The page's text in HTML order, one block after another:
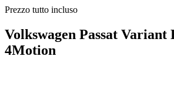
Prezzo tutto incluso
Volkswagen Passat Variant
4Motion